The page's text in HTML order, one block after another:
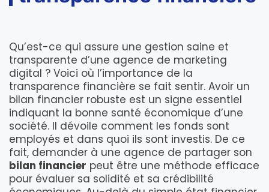
Qu’est-ce qui assure une gestion saine et
transparente d’une agence de marketing
digital ? Voici où l’importance de la
transparence financière se fait sentir. Avoir un
bilan financier robuste est un signe essentiel
indiquant la bonne santé économique d’une
société. Il dévoile comment les fonds sont
employés et dans quoi ils sont investis. De ce
fait, demander à une agence de partager son
bilan financier peut être une méthode efficace
pour évaluer sa solidité et sa crédibilité